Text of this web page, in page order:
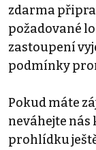
zdarma
požadované
zastoupení
podmínky
Pokud máte
neváhejte
prohlídku